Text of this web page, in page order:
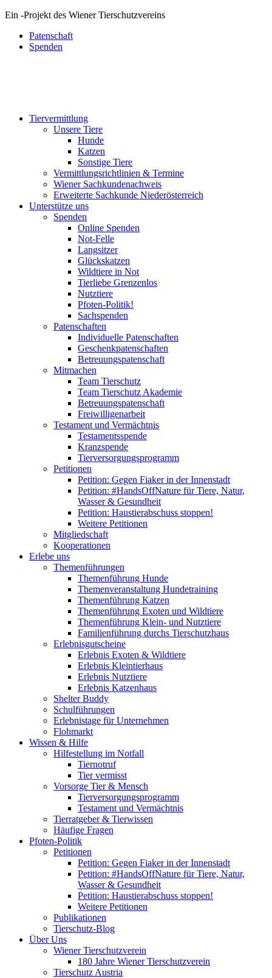
Ein -Projekt des Wiener Tierschutzvereins
Patenschaft
Spenden
Tiervermittlung
Unsere Tiere
Hunde
Katzen
Sonstige Tiere
Vermittlungsrichtlinien & Termine
Wiener Sachkundenachweis
Erweiterte Sachkunde Niederösterreich
Unterstütze uns
Spenden
Online Spenden
Not-Felle
Langsitzer
Glückskatzen
Wildtiere in Not
Tierliebe Grenzenlos
Nutztiere
Pfoten-Politik!
Sachspenden
Patenschaften
Individuelle Patenschaften
Geschenkpatenschaften
Betreuungspatenschaft
Mitmachen
Team Tierschutz
Team Tierschutz Akademie
Betreuungspatenschaft
Freiwilligenarbeit
Testament und Vermächtnis
Testamentsspende
Kranzspende
Tierversorgungsprogramm
Petitionen
Petition: Gegen Fiaker in der Innenstadt
Petition: #HandsOffNature für Tiere, Natur,
Wasser & Gesundheit
Petition: Haustierabschuss stoppen!
Weitere Petitionen
Mitgliedschaft
Kooperationen
Erlebe uns
Themenführungen
Themenführung Hunde
Themenveranstaltung Hundetraining
Themenführung Katzen
Themenführung Exoten und Wildtiere
Themenführung Klein- und Nutztiere
Familienführung durchs Tierschutzhaus
Erlebnisgutscheine
Erlebnis Exoten & Wildtiere
Erlebnis Kleintierhaus
Erlebnis Nutztiere
Erlebnis Katzenhaus
Shelter Buddy
Schulführungen
Erlebnistage für Unternehmen
Flohmarkt
Wissen & Hilfe
Hilfestellung im Notfall
Tiernotruf
Tier vermisst
Vorsorge Tier & Mensch
Tierversorgungsprogramm
Testament und Vermächtnis
Tierratgeber & Tierwissen
Häufige Fragen
Pfoten-Politik
Petitionen
Petition: Gegen Fiaker in der Innenstadt
Petition: #HandsOffNature für Tiere, Natur,
Wasser & Gesundheit
Petition: Haustierabschuss stoppen!
Weitere Petitionen
Publikationen
Tierschutz-Blog
Über Uns
Wiener Tierschutzverein
180 Jahre Wiener Tierschutzverein
Tierschutz Austria